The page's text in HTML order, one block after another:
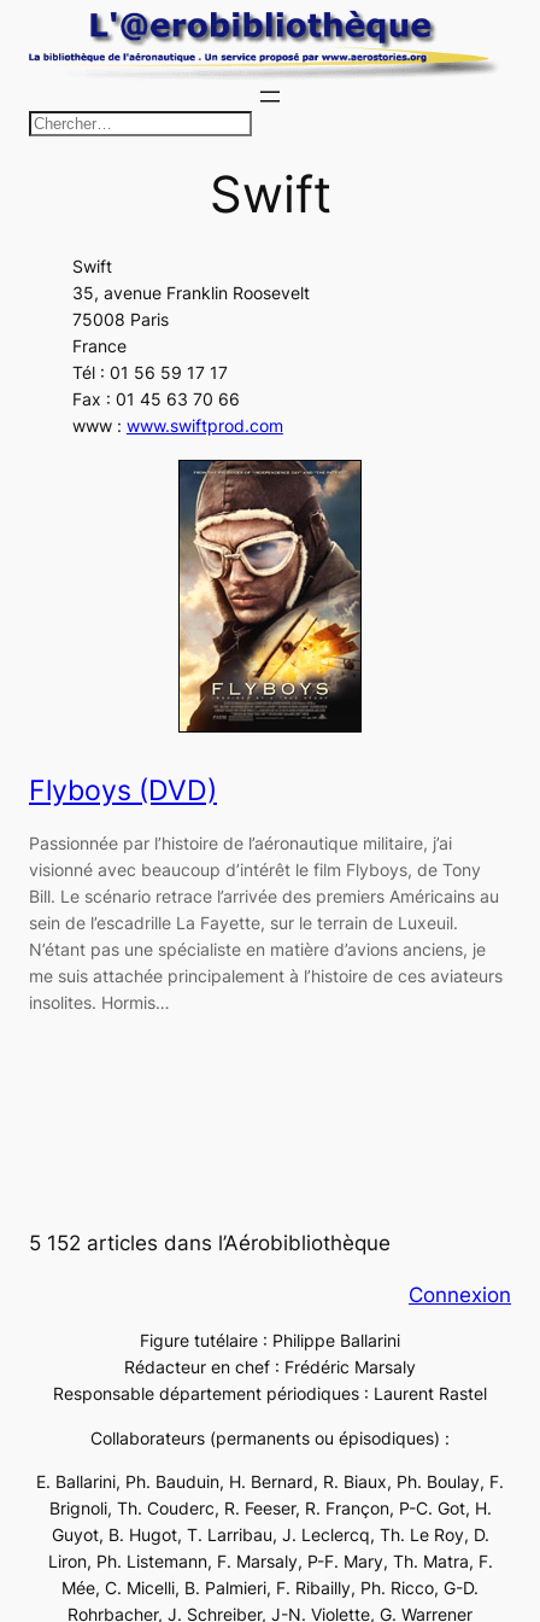
au
c
h
Swift
Swift
35, avenue Franklin Roosevelt
75008 Paris
France
Tél : 01 56 59 17 17
Fax : 01 45 63 70 66
www : www.swiftprod.com
Flyboys (DVD)
Passionnée par l’histoire de l’aéronautique militaire, j’ai
visionné avec beaucoup d’intérêt le film Flyboys, de Tony
Bill. Le scénario retrace l’arrivée des premiers Américains au
sein de l’escadrille La Fayette, sur le terrain de Luxeuil.
N’étant pas une spécialiste en matière d’avions anciens, je
me suis attachée principalement à l’histoire de ces aviateurs
insolites. Hormis…
5 152 articles dans l’Aérobibliothèque
Connexion
Figure tutélaire : Philippe Ballarini
Rédacteur en chef : Frédéric Marsaly
Responsable département périodiques : Laurent Rastel
Collaborateurs (permanents ou épisodiques) :
E. Ballarini, Ph. Bauduin, H. Bernard, R. Biaux, Ph. Boulay, F.
Brignoli, Th. Couderc, R. Feeser, R. Françon, P-C. Got, H.
Guyot, B. Hugot, T. Larribau, J. Leclercq, Th. Le Roy, D.
Liron, Ph. Listemann, F. Marsaly, P-F. Mary, Th. Matra, F.
Mée, C. Micelli, B. Palmieri, F. Ribailly, Ph. Ricco, G-D.
Rohrbacher, J. Schreiber, J-N. Violette, G. Warrener